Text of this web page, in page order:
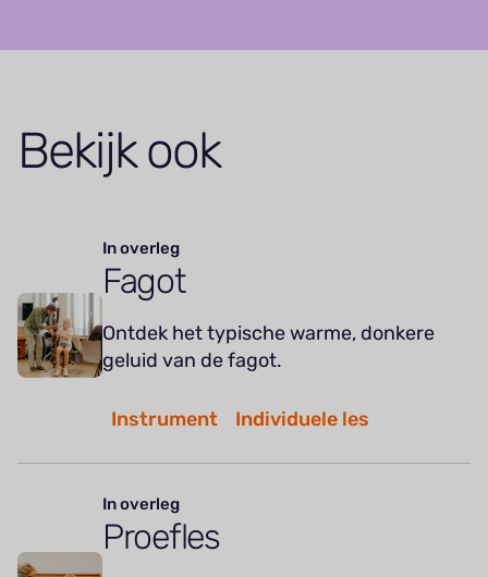
Bekijk ook
In overleg
Fagot
Ontdek het typische warme, donkere
geluid van de fagot.
Instrument Individuele les
In overleg
Proefles